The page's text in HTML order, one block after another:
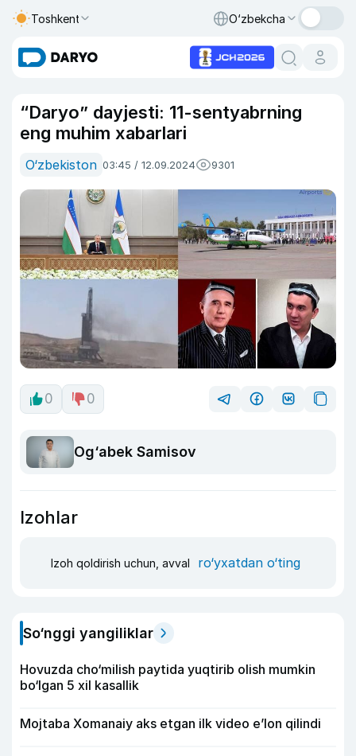
Toshkent O‘zbekcha
“Daryo” dayjesti: 11-sentyabrning
eng muhim xabarlari
O‘zbekiston 03:45 / 12.09.2024 9301
0 0
Og‘abek Samisov
Izohlar
Izoh qoldirish uchun, avval ro‘yxatdan o‘ting
So‘nggi yangiliklar
Hovuzda cho‘milish paytida yuqtirib olish mumkin
bo‘lgan 5 xil kasallik
Mojtaba Xomanaiy aks etgan ilk video e’lon qilindi